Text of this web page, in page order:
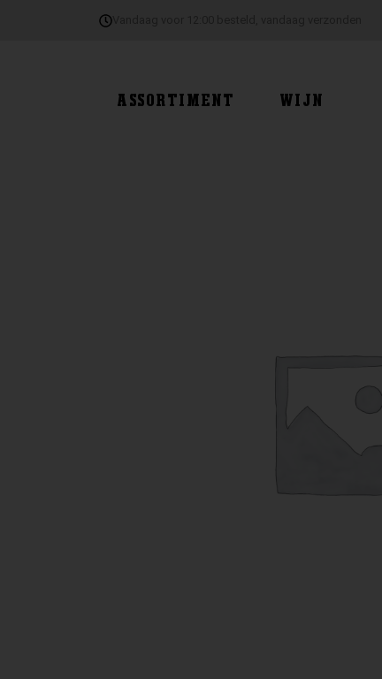
ASSORTIMENT WIJN